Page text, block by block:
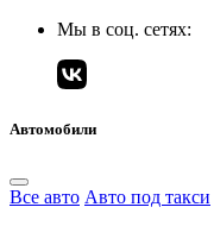
Мы в соц. сетях:
Автомобили
Все авто Авто под такси